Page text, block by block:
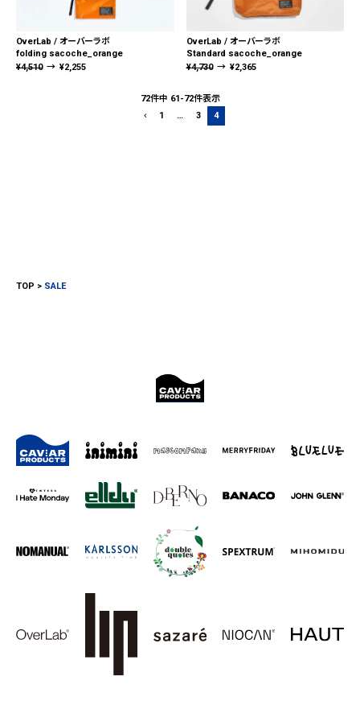
OverLab / オーバーラボ
folding sacoche_orange
¥4,510 → ¥2,255
OverLab / オーバーラボ
Standard sacoche_orange
¥4,730 → ¥2,365
72件中 61-72件表示
1
… 3 4
TOP SALE